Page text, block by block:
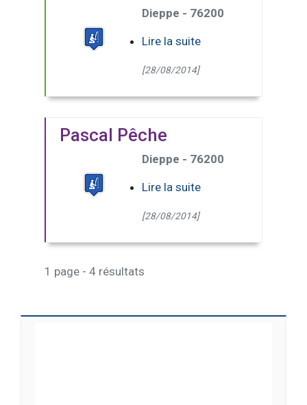
Dieppe - 76200
Lire la suite
[28/08/2014]
Pascal Pêche
Dieppe - 76200
Lire la suite
[28/08/2014]
1 page - 4 résultats